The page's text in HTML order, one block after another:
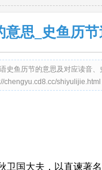
意思_史鱼历
史鱼历节的意思及对应读音
chengyu.cd8.cc/shiyulijie.html
卫国大夫，以直谏著